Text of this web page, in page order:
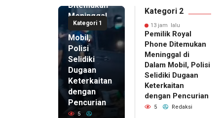
Kategori 1
Ditemukan
Meninggal
di Dalam
Mobil,
Polisi
Selidiki
Dugaan
Keterkaitan
dengan
Pencurian
5
Kategori 2
13 jam lalu
Pemilik Royal
Phone Ditemukan
Meninggal di
Dalam Mobil, Polisi
Selidiki Dugaan
Keterkaitan
dengan Pencurian
5 Redaksi